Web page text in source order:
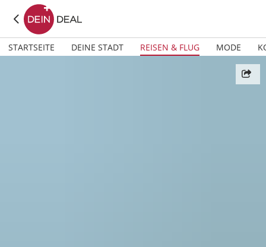
STARTSEITE DEINE STADT REISEN & FLUG MODE